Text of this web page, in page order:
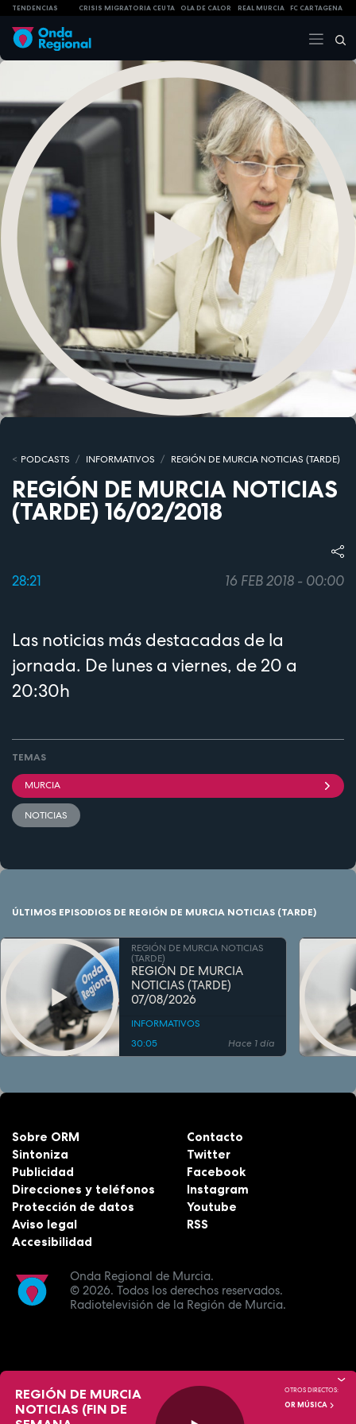
TENDENCIAS CRISIS MIGRATORIA CEUTA OLA DE CALOR REAL MURCIA FC CARTAGENA
PODCASTS INFORMATIVOS REGIÓN DE MURCIA NOTICIAS (TARDE)
REGIÓN DE MURCIA NOTICIAS
(TARDE) 16/02/2018
28:21 16 FEB 2018 - 00:00
Las noticias más destacadas de la
jornada. De lunes a viernes, de 20 a
20:30h
TEMAS
MURCIA
NOTICIAS
ÚLTIMOS EPISODIOS DE REGIÓN DE MURCIA NOTICIAS (TARDE)
REGIÓN DE MURCIA NOTICIAS
(TARDE)
REGIÓN DE MURCIA
NOTICIAS (TARDE)
07/08/2026
INFORMATIVOS
30:05
Hace 1 día
Onda Regional de Murcia.
© 2026. Todos los derechos reservados.
Radiotelevisión de la Región de Murcia.
Sobre ORM
Sintoniza
Publicidad
Direcciones y teléfonos
Protección de datos
Aviso legal
Accesibilidad
Contacto
Twitter
Facebook
Instagram
Youtube
RSS
REGIÓN DE MURCIA
NOTICIAS (FIN DE
OTROS DIRECTOS:
OR MÚSICA